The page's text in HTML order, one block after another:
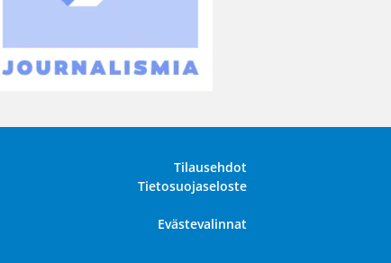
Tilausehdot
Tietosuojaseloste
Evästevalinnat